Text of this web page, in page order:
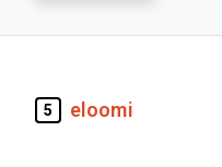
5 eloomi